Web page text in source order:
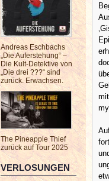
Andreas Eschbachs
„Die Auferstehung“ –
Die Kult-Detektive von
„Die drei ???“ sind
zurück. Erwachsen.
The Pineapple Thief
zurück auf Tour 2025
VERLOSUNGEN